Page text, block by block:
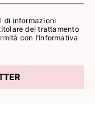
di informazioni
del trattamento
con l’Informativa